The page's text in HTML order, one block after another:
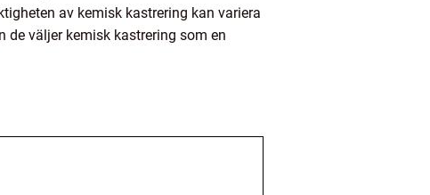
av kemisk kastrering kan variera
de väljer kemisk kastrering som en